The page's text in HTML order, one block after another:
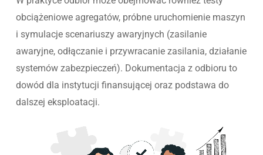
obciążeniowe agregatów, próbne uruchomienie maszyn
i symulacje scenariuszy awaryjnych (zasilanie
awaryjne, odłączanie i przywracanie zasilania, działanie
systemów zabezpieczeń). Dokumentacja z odbioru to
dowód dla instytucji finansującej oraz podstawa do
dalszej eksploatacji.